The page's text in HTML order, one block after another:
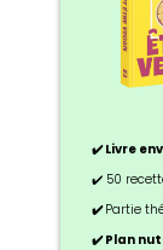
✔️ Livre
✔️ 50
✔️Partie
✔️ Plan